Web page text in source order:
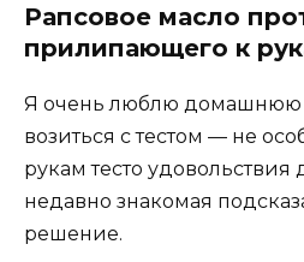
Рапсовое масло
прилипающего к
Я очень люблю домашнюю
возиться с тестом — не
рукам тесто удовольствия
недавно знакомая
решение.